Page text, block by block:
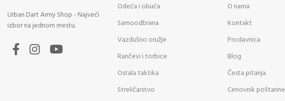
Urban Dart Army Shop - Najveći
izbor na jednom mestu.
Odeća i obuća
Samoodbrana
Vazdušno oružje
Rančevi i torbice
Ostala taktika
Streličarstvo
O nama
Kontakt
Prodavnica
Blog
Česta pitanja
Cenovnik poštarine